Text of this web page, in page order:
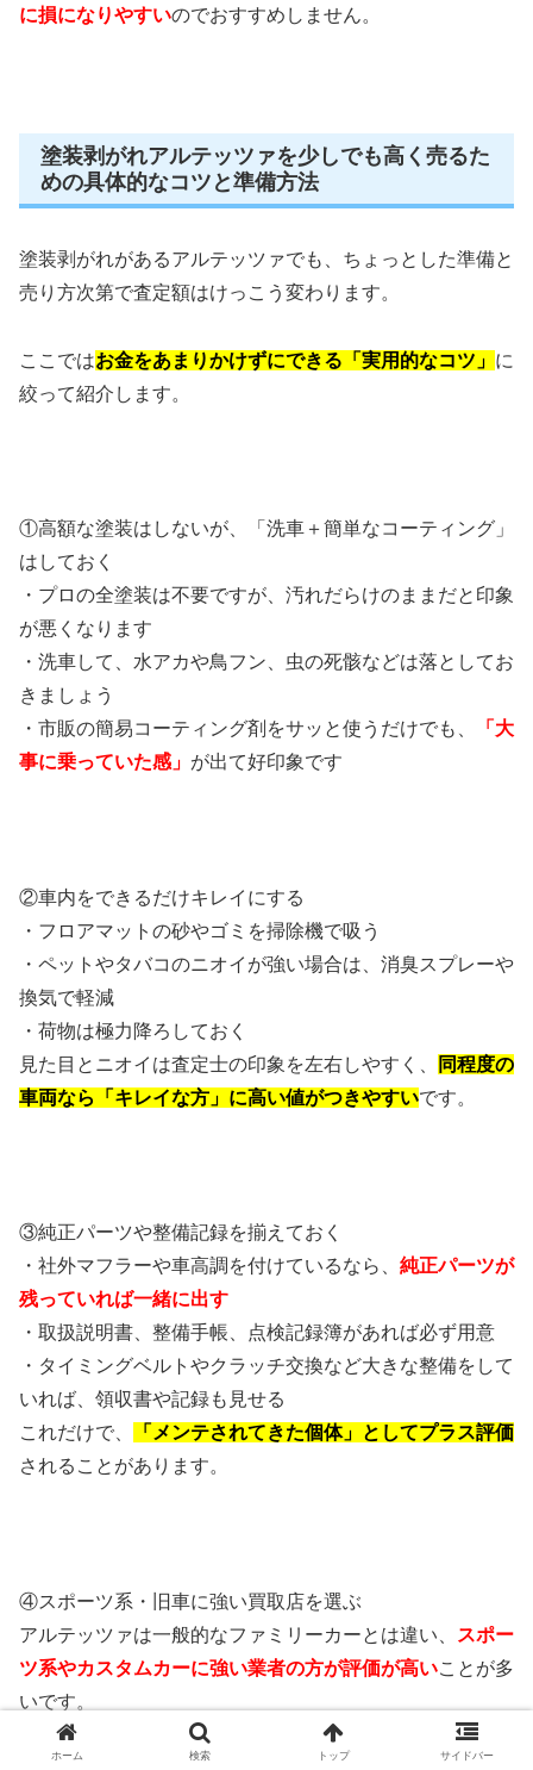
に損になりやすいのでおすすめしません。
塗装剥がれアルテッツァを少しでも高く売るた
めの具体的なコツと準備方法
塗装剥がれがあるアルテッツァでも、ちょっとした準備と
売り方次第で査定額はけっこう変わります。
ここではお金をあまりかけずにできる「実用的なコツ」 に
絞って紹介します。
①高額な塗装はしないが、「洗車＋簡単なコーティング」
はしておく
・プロの全塗装は不要ですが、汚れだらけのままだと印象
が悪くなります
・洗車して、水アカや鳥フン、虫の死骸などは落としてお
きましょう
・市販の簡易コーティング剤をサッと使うだけでも、
「大
事に乗っていた感」 が出て好印象です
②車内をできるだけキレイにする
・フロアマットの砂やゴミを掃除機で吸う
・ペットやタバコのニオイが強い場合は、消臭スプレーや
換気で軽減
・荷物は極力降ろしておく
見た目とニオイは査定士の印象を左右しやすく、
同程度の
車両なら「キレイな方」に高い値がつきやすいです。
③純正パーツや整備記録を揃えておく
・社外マフラーや車高調を付けているなら、 純正パーツが
残っていれば一緒に出す
・取扱説明書、整備手帳、点検記録簿があれば必ず用意
・タイミングベルトやクラッチ交換など大きな整備をして
いれば、領収書や記録も見せる
これだけで、
「メンテされてきた個体」としてプラス評価
されることがあります。
④スポーツ系・旧車に強い買取店を選ぶ
アルテッツァは一般的なファミリーカーとは違い、
スポー
ツ系やカスタムカーに強い業者の方が評価が高いことが多
いです。
ホーム 検索 トップ サイドバー